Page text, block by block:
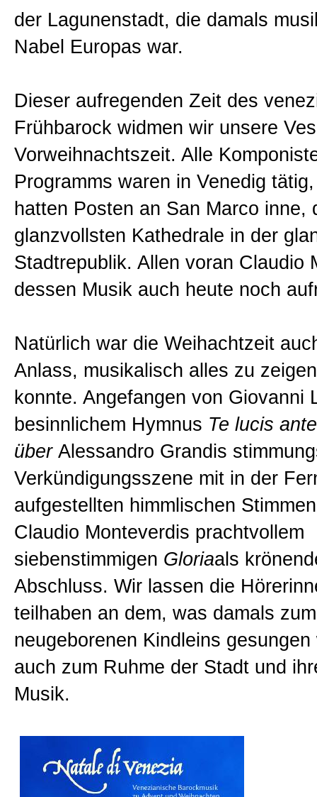
der Lagunenstadt, die damals
Nabel Europas war.
Dieser aufregenden Zeit des
Frühbarock widmen wir unsere
Vorweihnachtszeit. Alle
Programms waren in Venedig
hatten Posten an San Marco inne,
glanzvollsten Kathedrale in der
Stadtrepublik. Allen voran Claudio
dessen Musik auch heute noch
Natürlich war die Weihachtzeit
Anlass, musikalisch alles zu
konnte. Angefangen von Giovanni
besinnlichem Hymnus Te lucis
über Alessandro Grandis
Verkündigungsszene mit in der
aufgestellten himmlischen
Claudio Monteverdis prachtvollem
siebenstimmigen Gloriaals
Abschluss. Wir lassen die
teilhaben an dem, was damals
neugeborenen Kindleins
auch zum Ruhme der Stadt und
Musik.